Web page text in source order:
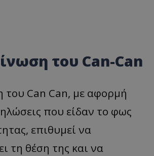
του Can-Can
του Can Can, με αφορμή
που είδαν το φως
επιθυμεί να
τη θέση της και να